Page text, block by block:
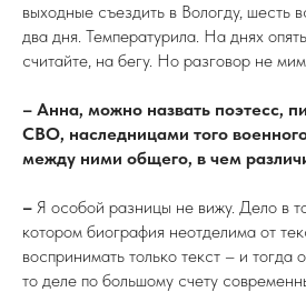
выходные съездить в Вологду, шесть
два дня. Температурила. На днях
считайте, на бегу. Но разговор не
– Анна, можно назвать поэтесс,
СВО, наследницами того
между ними общего, в чем
– Я особой разницы не вижу. Дело в
котором биография неотделима от
воспринимать только текст – и тогда
то деле по большому счету